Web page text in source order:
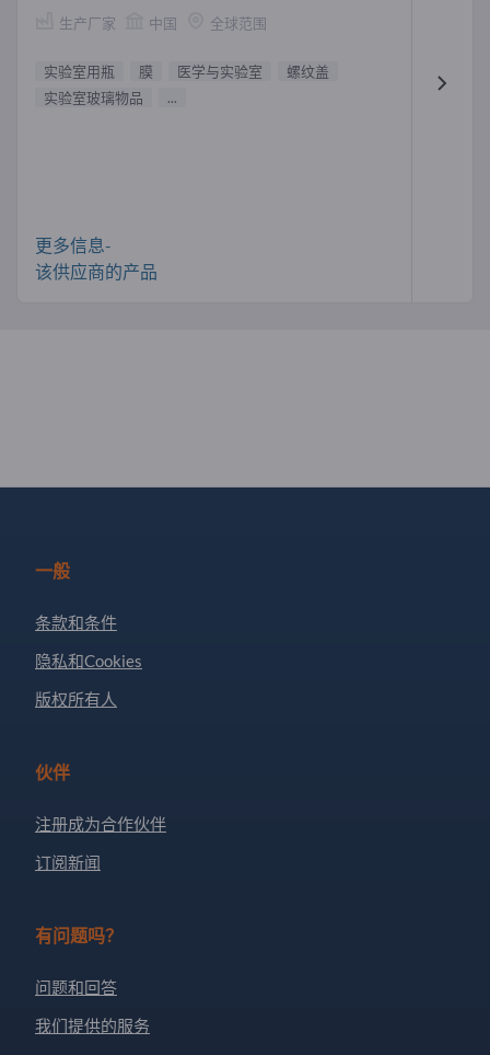
生产厂家 中国 全球范围
实验室用瓶 膜 医学与实验室
螺纹盖
实验室玻璃物品
...
更多信息-
该供应商的产品
一般
条款和条件
隐私和Cookies
版权所有人
伙伴
注册成为合作伙伴
订阅新闻
有问题吗？
问题和回答
我们提供的服务